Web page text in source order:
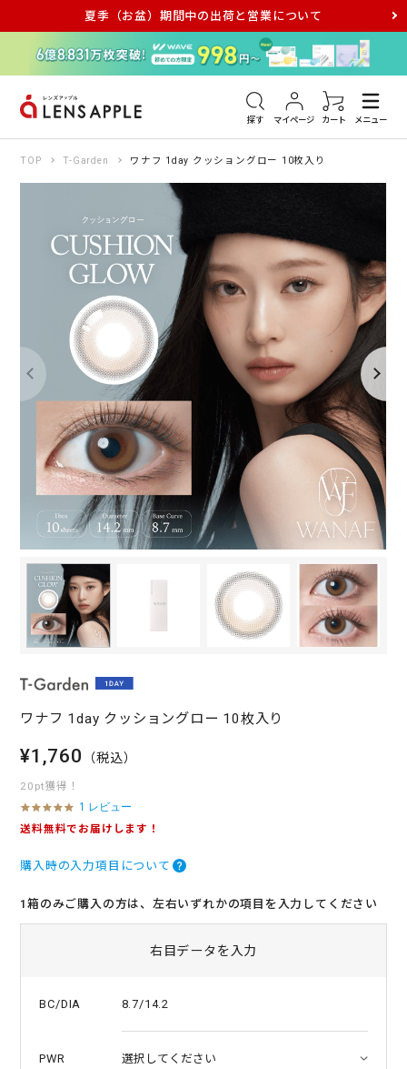
夏季（お盆）期間中の出荷と営業について
探す マイページ カート メニュー
アキュビュー メダリスト メガネ
TOP T-Garden ワナフ 1day クッショングロー 10枚入り
ワナフ 1day クッショングロー 10枚入り
¥1,760 （税込）
20pt獲得！
5
.
t
r
1 レビュー
送料無料でお届けします！
購入時の入力項目について
1箱のみご購入の方は、左右いずれかの項目を入力してください
右目データを入力
BC/DIA 8.7/14.2
PWR